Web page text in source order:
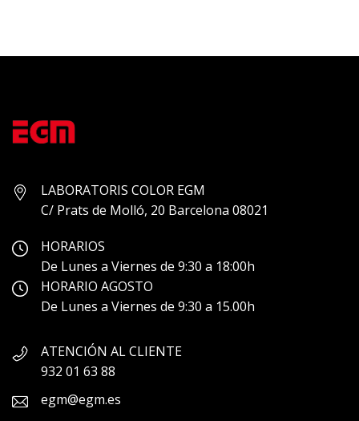
LABORATORIS COLOR EGM
C/ Prats de Molló, 20 Barcelona 08021
HORARIOS
De Lunes a Viernes de 9:30 a 18:00h
HORARIO AGOSTO
De Lunes a Viernes de 9:30 a 15.00h
ATENCIÓN AL CLIENTE
932 01 63 88
egm@egm.es